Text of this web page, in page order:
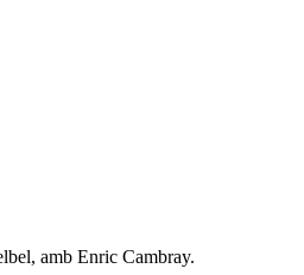
amb Enric Cambray.